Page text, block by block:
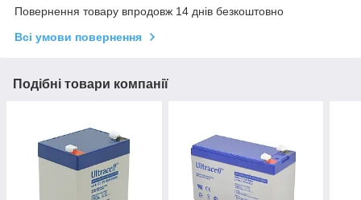
Повернення товару впродовж 14 днів безкоштовно
Всі умови повернення
Подібні товари компанії